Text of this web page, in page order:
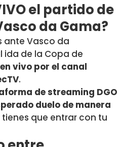
el partido de
da Gama?
ante Vasco da
ida de la Copa de
vivo por el canal
.
de streaming DGO
duelo de manera
tienes que entrar con tu